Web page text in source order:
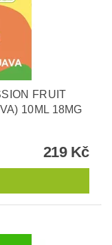
FRUIT
10ML 18MG
219 Kč